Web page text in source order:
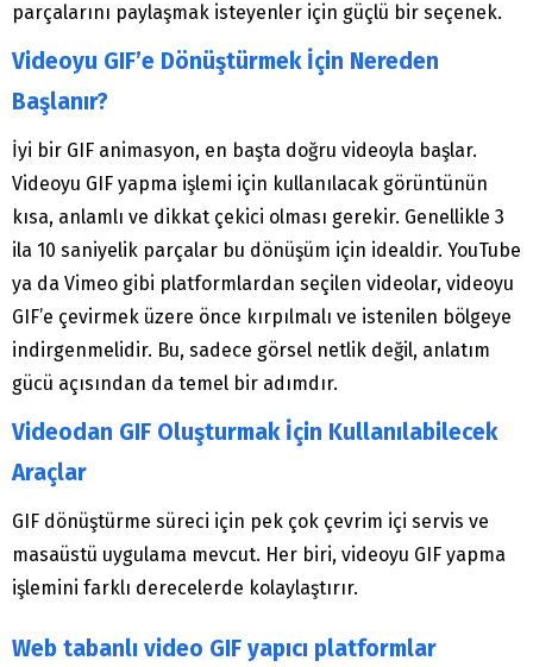
parçalarını paylaşmak isteyenler için güçlü bir seçenek.
Videoyu GIF’e Dönüştürmek İçin Nereden
Başlanır?
İyi bir GIF animasyon, en başta doğru videoyla başlar.
Videoyu GIF yapma işlemi için kullanılacak görüntünün
kısa, anlamlı ve dikkat çekici olması gerekir. Genellikle 3
ila 10 saniyelik parçalar bu dönüşüm için idealdir. YouTube
ya da Vimeo gibi platformlardan seçilen videolar, videoyu
GIF’e çevirmek üzere önce kırpılmalı ve istenilen bölgeye
indirgenmelidir. Bu, sadece görsel netlik değil, anlatım
gücü açısından da temel bir adımdır.
Videodan GIF Oluşturmak İçin Kullanılabilecek
Araçlar
GIF dönüştürme süreci için pek çok çevrim içi servis ve
masaüstü uygulama mevcut. Her biri, videoyu GIF yapma
işlemini farklı derecelerde kolaylaştırır.
Web tabanlı video GIF yapıcı platformlar